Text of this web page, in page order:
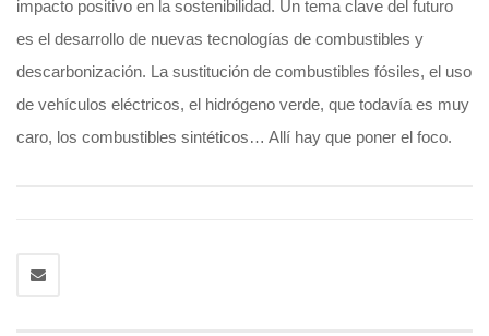
impacto positivo en la sostenibilidad. Un tema clave del futuro
es el desarrollo de nuevas tecnologías de combustibles y
descarbonización. La sustitución de combustibles fósiles, el uso
de vehículos eléctricos, el hidrógeno verde, que todavía es muy
caro, los combustibles sintéticos… Allí hay que poner el foco.